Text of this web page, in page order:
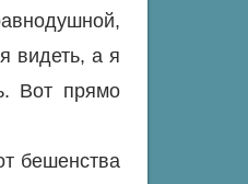
видеть, а я
Вот прямо
бешенства